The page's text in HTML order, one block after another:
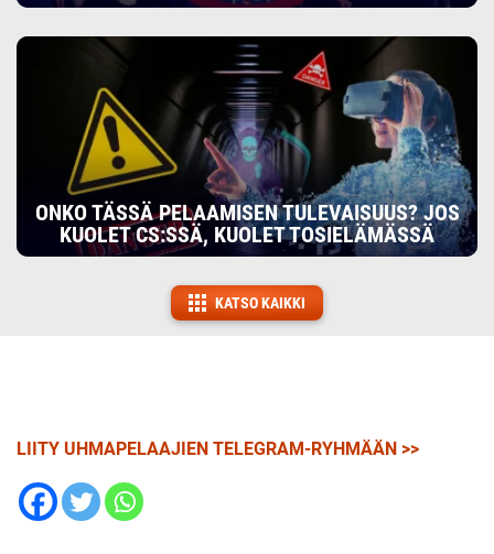
ONKO TÄSSÄ PELAAMISEN TULEVAISUUS? JOS
KUOLET CS:SSÄ, KUOLET TOSIELÄMÄSSÄ
KATSO KAIKKI
LIITY UHMAPELAAJIEN TELEGRAM-RYHMÄÄN >>